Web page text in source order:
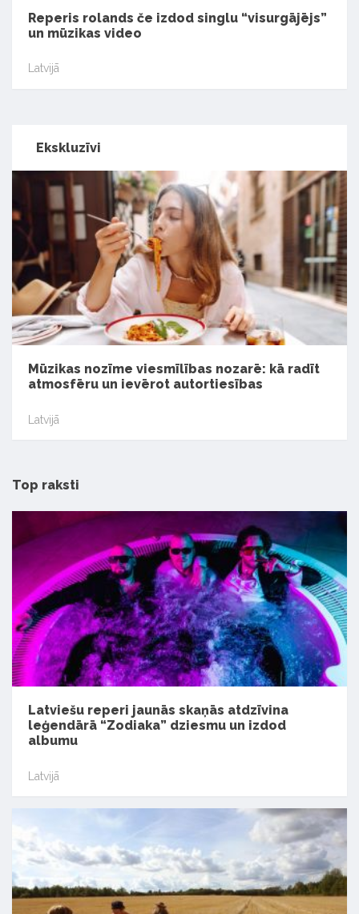
Reperis rolands če izdod singlu “visurgājējs”
un mūzikas video
Latvijā
Ekskluzīvi
Mūzikas nozīme viesmīlības nozarē: kā radīt
atmosfēru un ievērot autortiesības
Latvijā
Top raksti
Latviešu reperi jaunās skaņās atdzīvina
leģendārā “Zodiaka” dziesmu un izdod
albumu
Latvijā